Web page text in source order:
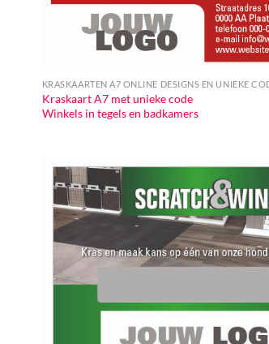
KRASKAARTEN A7 ONLINE DESIGNS EN UNIEKE
Kraskaart A7 met unieke code
Winkels in tegels en badkamers